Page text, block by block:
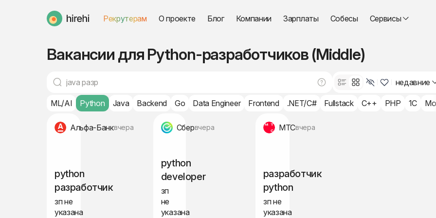
HireHi Рекрутерам О проекте Блог Компании Зарплаты Собесы Сервисы
Вакансии для Python-разработчиков (Middle)
недавние
ML/AI Python Java Backend Go Data Engineer Frontend .NET/C# Fullstack C++ PHP 1C
Альфа-Банквчера
python
разработчик
зп не
указана
Сбервчера
python
developer
зп
не
указана
МТСвчера
разработчик
python
зп не
указана